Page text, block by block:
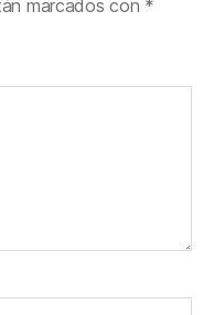
marcados con *